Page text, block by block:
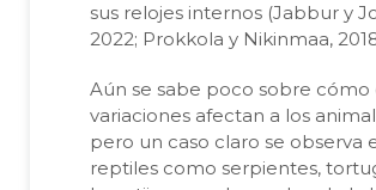
sus relojes internos (Jabbur y
2022; Prokkola y Nikinmaa,
Aún se sabe poco sobre cómo
variaciones afectan a los
pero un caso claro se observa
reptiles como serpientes,